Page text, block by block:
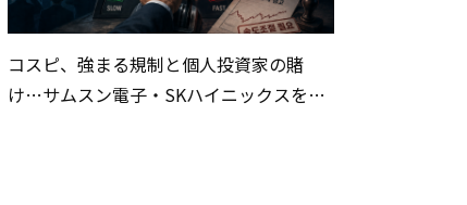
コスピ、強まる規制と個人投資家の賭
け…サムスン電子・SKハイニックスを巡